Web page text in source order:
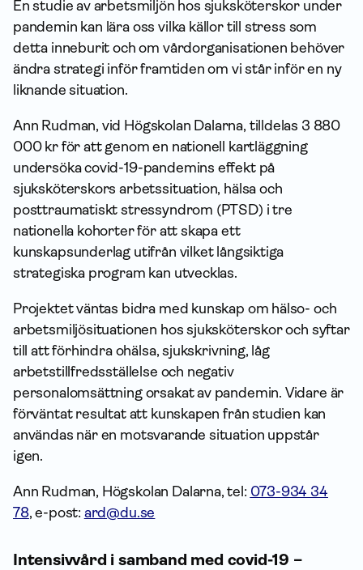
En studie av arbetsmiljön hos sjuksköterskor under
pandemin kan lära oss vilka källor till stress som
detta inneburit och om vårdorganisationen behöver
ändra strategi inför framtiden om vi står inför en ny
liknande situation.
Ann Rudman, vid Högskolan Dalarna, tilldelas 3 880
000 kr för att genom en nationell kartläggning
undersöka covid-19-pandemins effekt på
sjuksköterskors arbetssituation, hälsa och
posttraumatiskt stressyndrom (PTSD) i tre
nationella kohorter för att skapa ett
kunskapsunderlag utifrån vilket långsiktiga
strategiska program kan utvecklas.
Projektet väntas bidra med kunskap om hälso- och
arbetsmiljösituationen hos sjuksköterskor och syftar
till att förhindra ohälsa, sjukskrivning, låg
arbetstillfredsställelse och negativ
personalomsättning orsakat av pandemin. Vidare är
förväntat resultat att kunskapen från studien kan
användas när en motsvarande situation uppstår
igen.
Ann Rudman, Högskolan Dalarna, tel: 073-934 34
78, e-post: ard@du.se
Intensivvård i samband med covid-19 –